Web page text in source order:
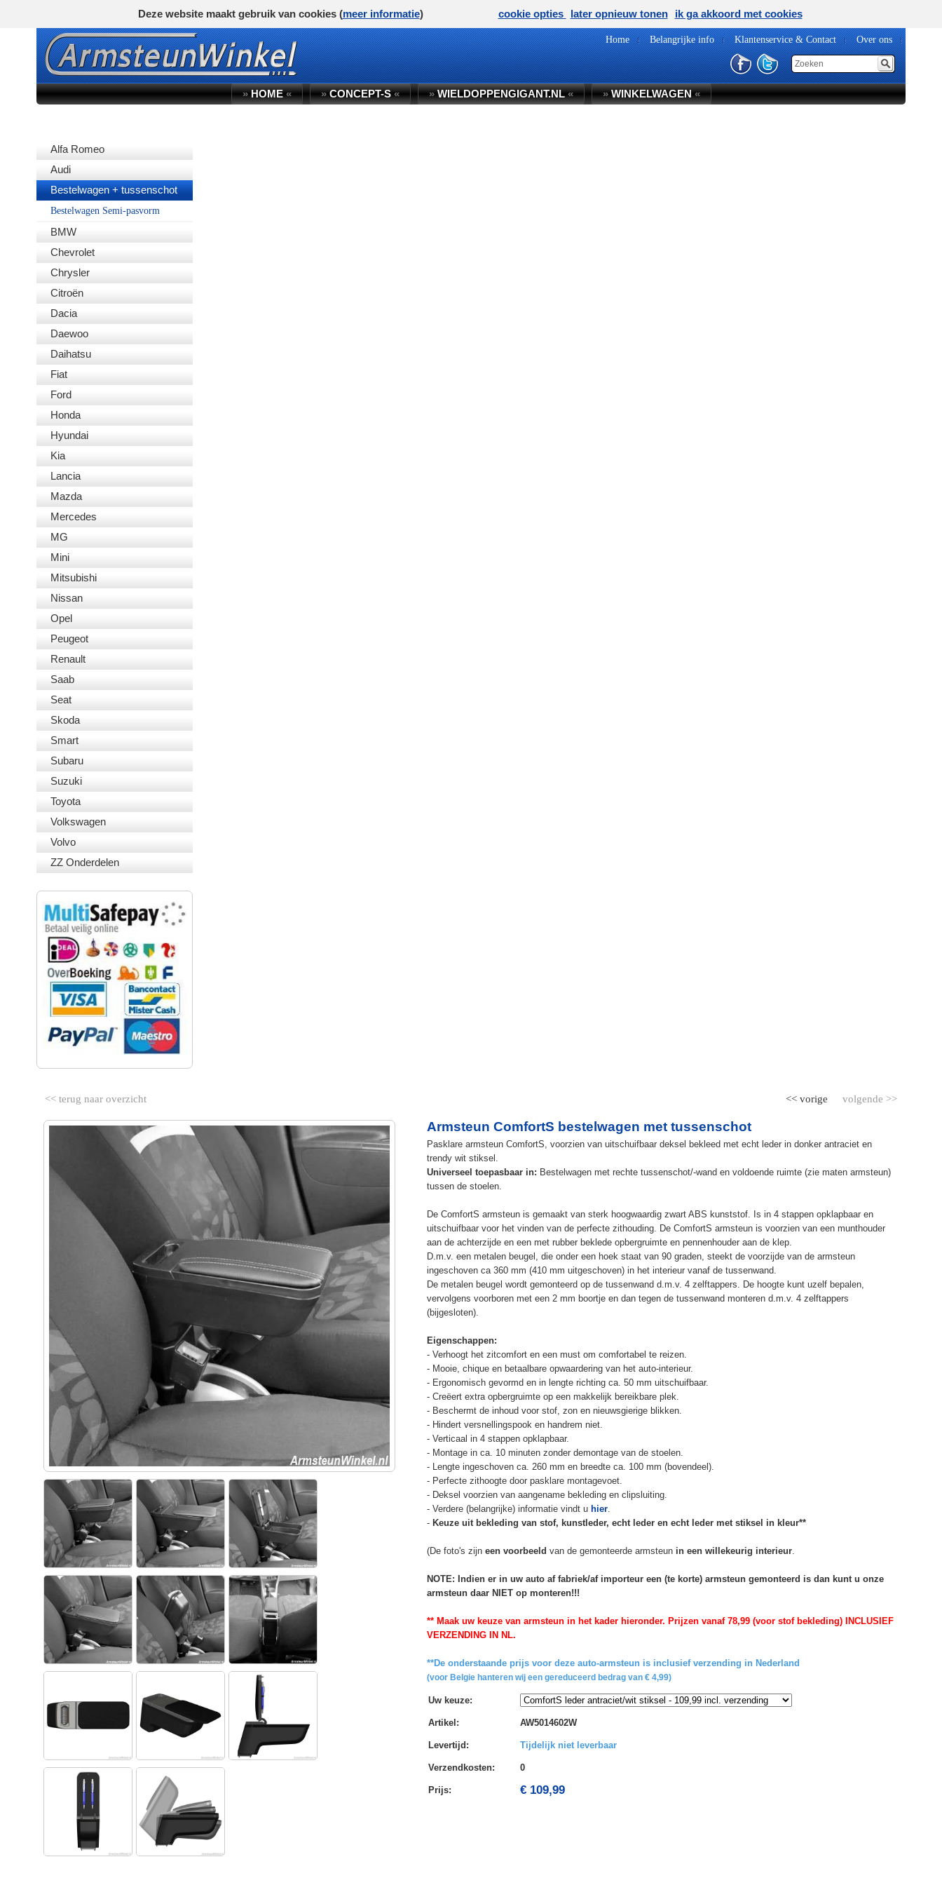
Home Belangrijke info Klantenservice & Contact Over ons
»HOME« »CONCEPT-S« »WIELDOPPENGIGANT.NL« »WINKELWAGEN«
Alfa Romeo
Audi
Bestelwagen + tussenschot
Bestelwagen Semi-pasvorm
BMW
Chevrolet
Chrysler
Citroën
Dacia
Daewoo
Daihatsu
Fiat
Ford
Honda
Hyundai
Kia
Lancia
Mazda
Mercedes
MG
Mini
Mitsubishi
Nissan
Opel
Peugeot
Renault
Saab
Seat
Skoda
Smart
Subaru
Suzuki
Toyota
Volkswagen
Volvo
ZZ Onderdelen
<< terug naar overzicht volgende >>
<< vorige
Armsteun ComfortS bestelwagen met tussenschot
Pasklare armsteun ComfortS, voorzien van uitschuifbaar deksel bekleed met echt leder in donker antraciet en
trendy wit stiksel.
Universeel toepasbaar in: Bestelwagen met rechte tussenschot/-wand en voldoende ruimte (zie maten armsteun)
tussen de stoelen.
De ComfortS armsteun is gemaakt van sterk hoogwaardig zwart ABS kunststof. Is in 4 stappen opklapbaar en
uitschuifbaar voor het vinden van de perfecte zithouding. De ComfortS armsteun is voorzien van een munthouder
aan de achterzijde en een met rubber beklede opbergruimte en pennenhouder aan de klep.
D.m.v. een metalen beugel, die onder een hoek staat van 90 graden, steekt de voorzijde van de armsteun
ingeschoven ca 360 mm (410 mm uitgeschoven) in het interieur vanaf de tussenwand.
De metalen beugel wordt gemonteerd op de tussenwand d.m.v. 4 zelftappers. De hoogte kunt uzelf bepalen,
vervolgens voorboren met een 2 mm boortje en dan tegen de tussenwand monteren d.m.v. 4 zelftappers
(bijgesloten).
Eigenschappen:
- Verhoogt het zitcomfort en een must om comfortabel te reizen.
- Mooie, chique en betaalbare opwaardering van het auto-interieur.
- Ergonomisch gevormd en in lengte richting ca. 50 mm uitschuifbaar.
- Creëert extra opbergruimte op een makkelijk bereikbare plek.
- Beschermt de inhoud voor stof, zon en nieuwsgierige blikken.
- Hindert versnellingspook en handrem niet.
- Verticaal in 4 stappen opklapbaar.
- Montage in ca. 10 minuten zonder demontage van de stoelen.
- Lengte ingeschoven ca. 260 mm en breedte ca. 100 mm (bovendeel).
- Perfecte zithoogte door pasklare montagevoet.
- Deksel voorzien van aangename bekleding en clipsluiting.
- Verdere (belangrijke) informatie vindt u hier.
- Keuze uit bekleding van stof, kunstleder, echt leder en echt leder met stiksel in kleur**
(De foto's zijn een voorbeeld van de gemonteerde armsteun in een willekeurig interieur.
NOTE: Indien er in uw auto af fabriek/af importeur een (te korte) armsteun gemonteerd is dan kunt u onze
armsteun daar NIET op monteren!!!
** Maak uw keuze van armsteun in het kader hieronder. Prijzen vanaf 78,99 (voor stof bekleding) INCLUSIEF
VERZENDING IN NL.
**De onderstaande prijs voor deze auto-armsteun is inclusief verzending in Nederland
(voor Belgie hanteren wij een gereduceerd bedrag van € 4,99)
Uw keuze:
Artikel : AW5014602W
Levertijd : Tijdelijk niet leverbaar
Verzendkosten: 0
Prijs: € 109,99
Deze website maakt gebruik van cookies (meer informatie) cookie opties later opnieuw tonen ik ga akkoord met cookies